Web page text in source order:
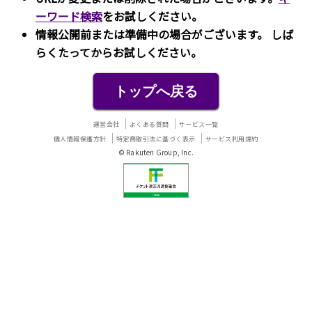
ーワード検索をお試しください。
情報公開前または準備中の場合がございます。 しば
らくたってからお試しください。
トップへ戻る
運営会社 よくある質問
サービス一覧
個人情報保護方針
特定商取引法に基づく表示 サービス利用規約
© Rakuten Group, Inc.